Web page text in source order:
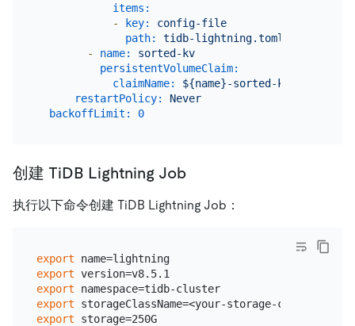
items:
-
key:
config-file
path:
tidb-lightning.toml
-
name:
sorted-kv
persistentVolumeClaim:
claimName:
${name}-sorted-kv
restartPolicy:
Never
backoffLimit:
0
创建 TiDB Lightning Job
执行以下命令创建 TiDB Lightning Job：
export
name=lightning
export
export
namespace=tidb-cluster
export
export
storage=250G